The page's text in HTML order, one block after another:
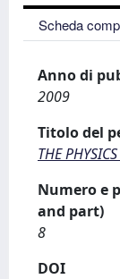
Scheda
Anno di
2009
Titolo del
THE
Numero e
and part)
8
DOI